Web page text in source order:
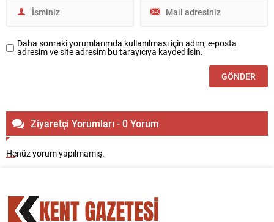
Daha sonraki yorumlarımda kullanılması için adım, e-posta
adresim ve site adresim bu tarayıcıya kaydedilsin.
Ziyaretçi Yorumları - 0 Yorum
Henüz yorum yapılmamış.